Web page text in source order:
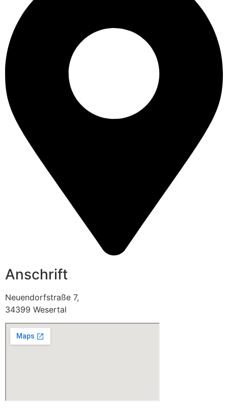
Anschrift
Neuendorfstraße 7,
34399 Wesertal